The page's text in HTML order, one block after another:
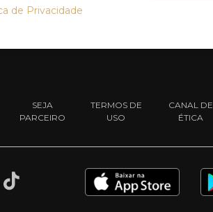
de Privacidade
SEJA
PARCEIRO
TERMOS DE
USO
CANAL DE
ÉTICA